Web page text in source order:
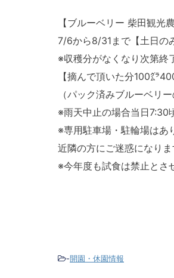
【ブルーベリー 柴田観光農
7/6から8/31まで【土日の
※収穫分がなくなり次第終
【摘んで頂いた分100㌘
（パック済みブルーベリ
※雨天中止の場合当日7:30
※専用駐車場・駐輪場はあ
近隣の方にご迷惑になり
※今年度も試食は禁止とさ
-開園・休園情報